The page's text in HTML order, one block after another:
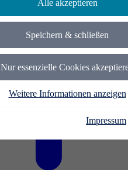
Alle akzeptieren
Speichern & schließen
Nur essenzielle Cookies
Weitere Informationen anzeigen
Impressum